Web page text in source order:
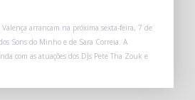
Valença arrancam na próxima sexta-feira, 7 de
Sons do Minho e de Sara Correia. A
com as atuações dos DJs Pete Tha Zouk e